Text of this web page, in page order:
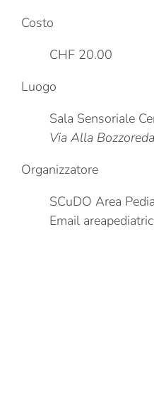
Costo
CHF 20.00
Luogo
Sala Sensoriale
Via Alla
Organizzatore
SCuDO Area
Email